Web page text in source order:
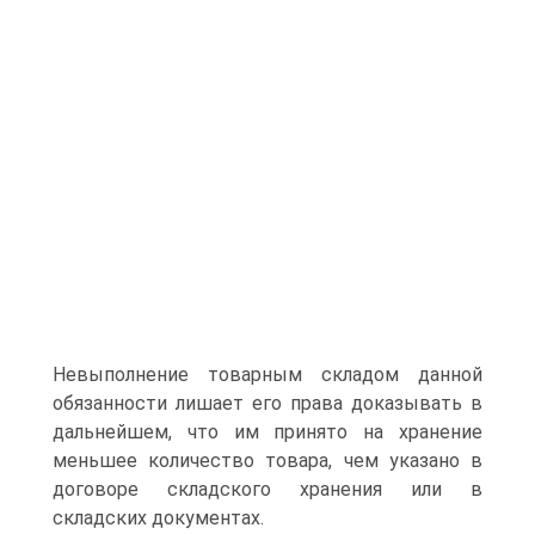
Невыполнение товарным складом данной
обязанности лишает его права доказывать в
дальнейшем, что им принято на хранение
меньшее количество товара, чем указано в
договоре складского хранения или в
складских документах.